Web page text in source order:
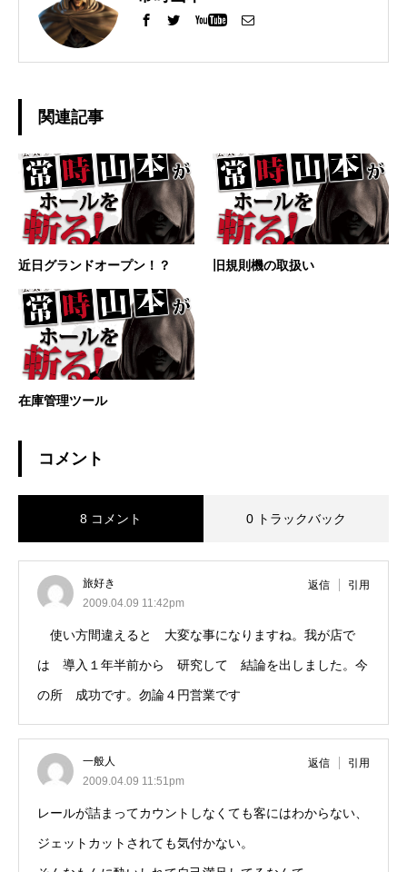
関連記事
近日グランドオープン！？ 旧規則機の取扱い
在庫管理ツール
コメント
8 コメント 0 トラックバック
旅好き
2009.04.09 11:42pm
返信 引用
使い方間違えると 大変な事になりますね。我が店で
は 導入１年半前から 研究して 結論を出しました。今
の所 成功です。勿論４円営業です
一般人
2009.04.09 11:51pm
返信 引用
レールが詰まってカウントしなくても客にはわからない、
ジェットカットされても気付かない。